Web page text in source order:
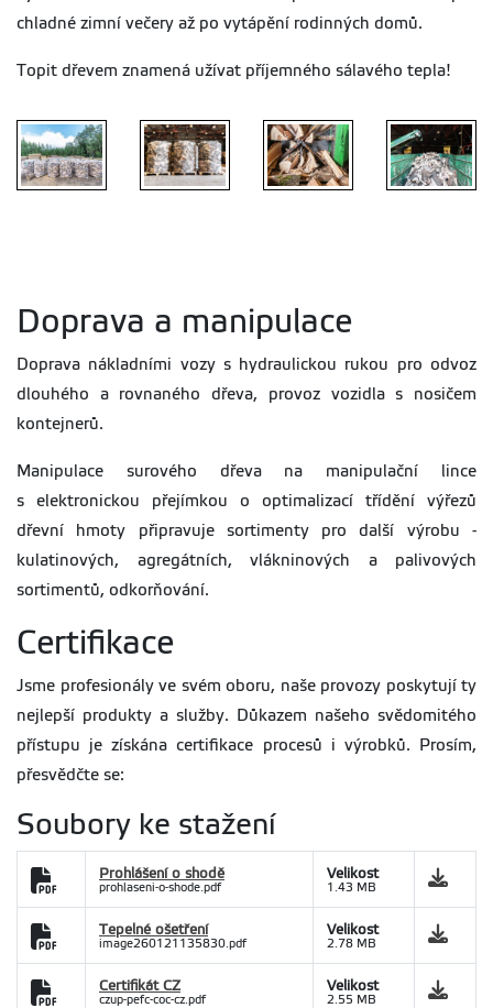
chladné zimní večery až po vytápění rodinných domů.
Topit dřevem znamená užívat příjemného sálavého tepla!
Doprava a manipulace
Doprava nákladními vozy s hydraulickou rukou pro odvoz
dlouhého a rovnaného dřeva, provoz vozidla s nosičem
kontejnerů.
Manipulace surového dřeva na manipulační lince
s elektronickou přejímkou o optimalizací třídění výřezů
dřevní hmoty připravuje sortimenty pro další výrobu -
kulatinových, agregátních, vlákninových a palivových
sortimentů, odkorňování.
Certifikace
Jsme profesionály ve svém oboru, naše provozy poskytují ty
nejlepší produkty a služby. Důkazem našeho svědomitého
přístupu je získána certifikace procesů i výrobků. Prosím,
přesvědčte se:
Soubory ke stažení
Prohlášení o shodě
prohlaseni-o-shode.pdf
Velikost
1.43 MB
Tepelné ošetření
image260121135830.pdf
Velikost
2.78 MB
Certifikát CZ
czup-pefc-coc-cz.pdf
Velikost
2.55 MB